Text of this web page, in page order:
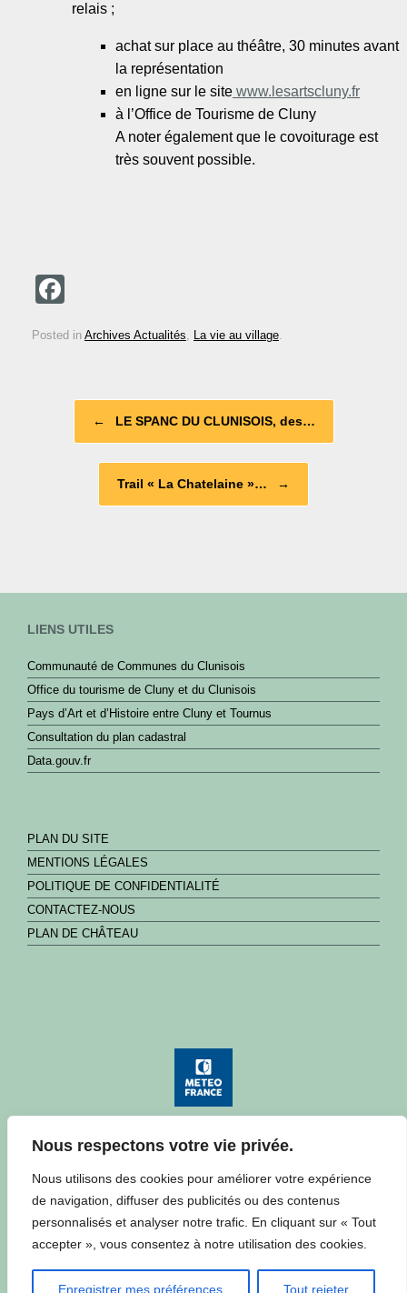
Nous respectons votre vie privée.
Nous utilisons des cookies pour améliorer votre expérience
de navigation, diffuser des publicités ou des contenus
personnalisés et analyser notre trafic. En cliquant sur « Tout
accepter », vous consentez à notre utilisation des cookies.
Enregistrer mes préférences Tout rejeter
relais ;
achat sur place au théâtre, 30 minutes avant
la représentation
en ligne sur le site www.lesartscluny.fr
à l’Office de Tourisme de Cluny
A noter également que le covoiturage est
très souvent possible.
c
b
o
Posted in Archives Actualités La vie au village
← LE SPANC DU CLUNISOIS, des…
Trail « La Chatelaine »… →
LIENS UTILES
Communauté de Communes du Clunisois
Office du tourisme de Cluny et du Clunisois
Pays d’Art et d’Histoire entre Cluny et Tournus
Consultation du plan cadastral
Data.gouv.fr
PLAN DU SITE
MENTIONS LÉGALES
POLITIQUE DE CONFIDENTIALITÉ
CONTACTEZ-NOUS
PLAN DE CHÂTEAU